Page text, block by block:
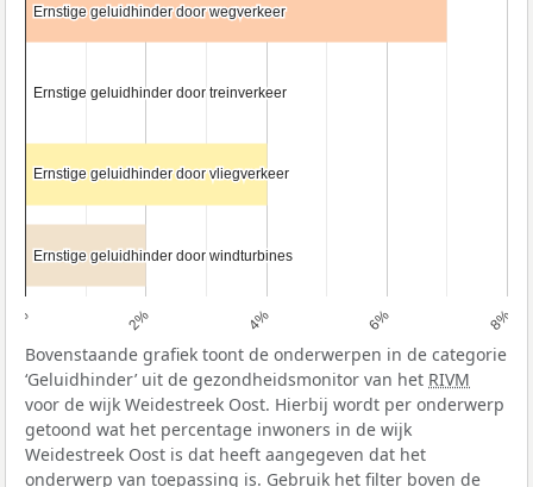
0% 2% 4% 6% 8%
Ernstige geluidhinder door wegverkeer
Ernstige geluidhinder door wegverkeer
Ernstige geluidhinder door treinverkeer
Ernstige geluidhinder door treinverkeer
Ernstige geluidhinder door vliegverkeer
Ernstige geluidhinder door vliegverkeer
Ernstige geluidhinder door windturbines
Ernstige geluidhinder door windturbines
Bovenstaande grafiek toont de onderwerpen in de categorie
‘Geluidhinder’ uit de gezondheidsmonitor van het RIVM
voor de wijk Weidestreek Oost. Hierbij wordt per onderwerp
getoond wat het percentage inwoners in de wijk
Weidestreek Oost is dat heeft aangegeven dat het
onderwerp van toepassing is. Gebruik het filter boven de